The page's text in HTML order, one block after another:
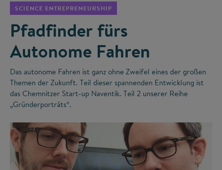
SCIENCE ENTREPRENEURSHIP
Pfadfinder fürs
Autonome Fahren
Das autonome Fahren ist ganz ohne Zweifel eines der großen
Themen der Zukunft. Teil dieser spannenden Entwicklung ist
das Chemnitzer Start-up Naventik. Teil 2 unserer Reihe
„Gründerporträts“.